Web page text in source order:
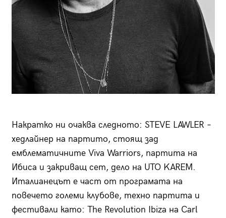
Накратко ни очаква следното: STEVE LAWLER –
хедлайнер на партито, стоящ зад
емблематичните Viva Warriors, партита на
Ибиса и закриващ сет, дело на UTO KAREM.
Италианецът е част от програмата на
повечето големи клубове, техно партита и
фестивали като: The Revolution Ibiza на Carl